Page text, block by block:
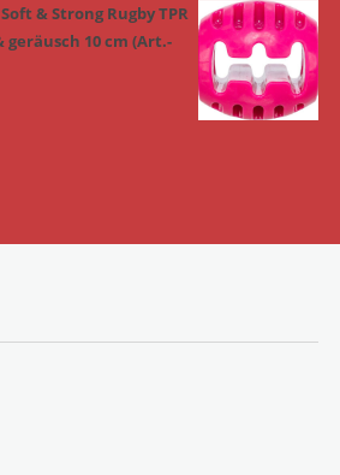
& Strong Rugby TPR
10 cm (Art.-